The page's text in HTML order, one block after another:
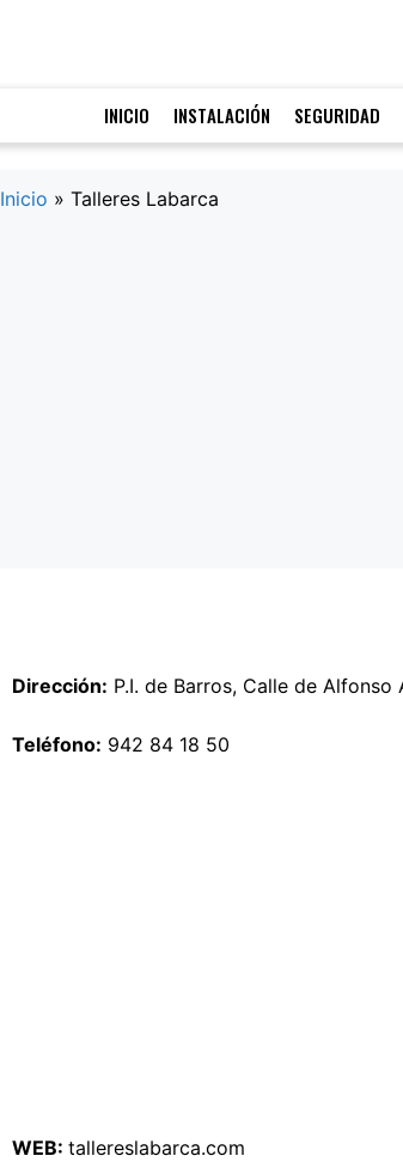
INICIO INSTALACIÓN SEGURIDAD
Inicio » Talleres Labarca
Dirección: P.I. de Barros, Calle de
Teléfono: 942 84 18 50
WEB: tallereslabarca.com